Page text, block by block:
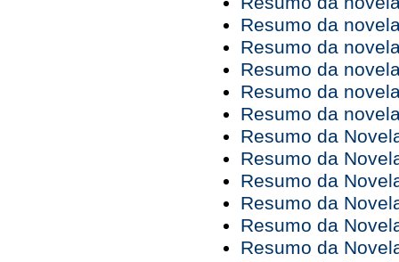
Resumo da
Resumo da
Resumo da
Resumo da
Resumo da
Resumo da
Resumo da
Resumo da
Resumo da
Resumo da
Resumo da